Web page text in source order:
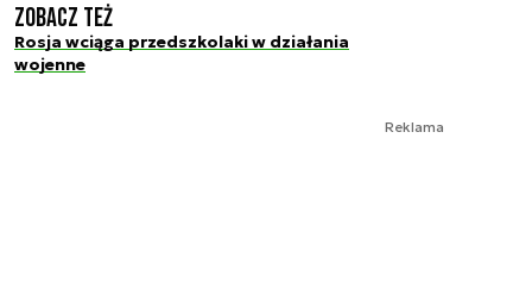
Zobacz też
Rosja wciąga przedszkolaki w działania
wojenne
Reklama